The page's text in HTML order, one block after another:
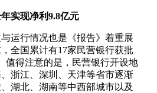
实现净利9.8亿元
行情况也是《报告》着重展
全国累计有17家民营银行获批
值得注意的是，民营银行开设地
浙江、深圳、天津等省市逐渐
湖北、湖南等中西部城市以及